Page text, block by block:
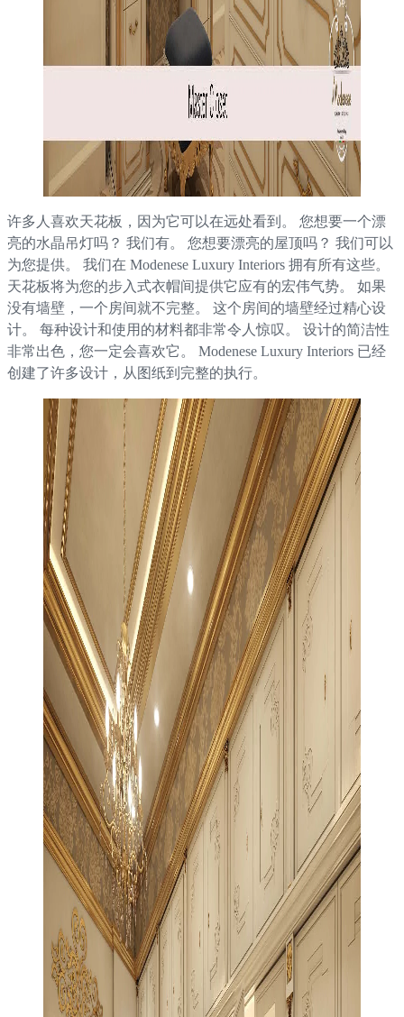
许多人喜欢天花板，因为它可以在远处看到。 您想要一个漂
亮的水晶吊灯吗？ 我们有。 您想要漂亮的屋顶吗？ 我们可以
为您提供。 我们在 Modenese Luxury Interiors 拥有所有这些。
天花板将为您的步入式衣帽间提供它应有的宏伟气势。 如果
没有墙壁，一个房间就不完整。 这个房间的墙壁经过精心设
计。 每种设计和使用的材料都非常令人惊叹。 设计的简洁性
非常出色，您一定会喜欢它。 Modenese Luxury Interiors 已经
创建了许多设计，从图纸到完整的执行。